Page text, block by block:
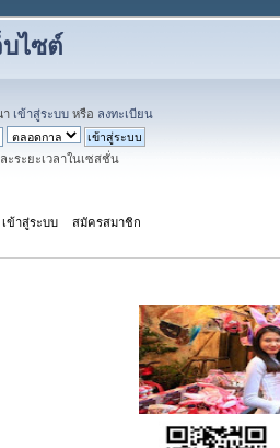
ไซต์
า เข้าสู่ระบบ หรือ ลงทะเบียน
ะระยะเวลาในเซสชั่น
เข้าสู่ระบบ สมัครสมาชิก